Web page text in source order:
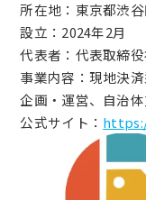
所在地：東京都渋
設立：2024年2月
代表者：代表取締
事業内容：現地決
企画・運営、自治
公式サイト：